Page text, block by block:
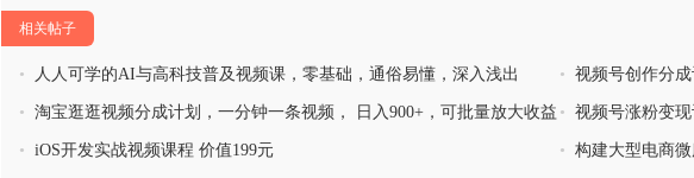
相关帖子
• 人人可学的AI与高科技普及视频课，零基础，通俗易懂，深入浅出 • 视频号创作分
• 淘宝逛逛视频分成计划，一分钟一条视频， 日入900+，可批量放大收益 • 视频号涨粉变
最大化
• iOS开发实战视频课程 价值199元 • 构建大型电商